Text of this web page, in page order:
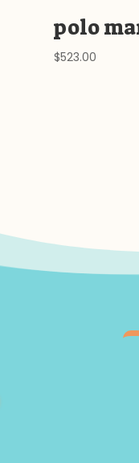
polo
$523.00